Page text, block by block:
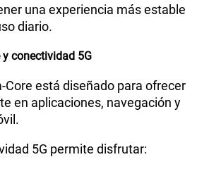
una experiencia más estable
diario.
y conectividad 5G
Core está diseñado para ofrecer
en aplicaciones, navegación y
5G permite disfrutar: